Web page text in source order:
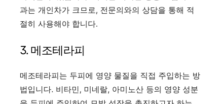
과는 개인차가 크므로, 전문의와의 상담을 통해 적
절히 사용해야 합니다.
3. 메조테라피
메조테라피는 두피에 영양 물질을 직접 주입하는 방
법입니다. 비타민, 미네랄, 아미노산 등의 영양 성분